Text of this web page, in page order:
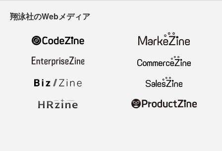
翔泳社のWebメディア